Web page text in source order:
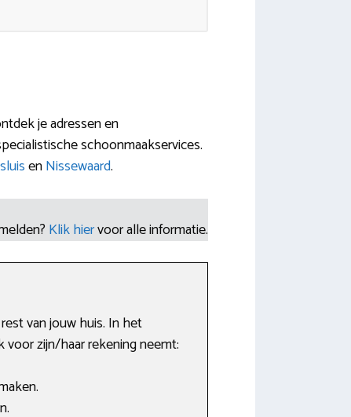
je adressen en
schoonmaakservices.
enNissewaard.
Klik hiervoor alle informatie.
van jouw huis. In het
zijn/haar rekening neemt: